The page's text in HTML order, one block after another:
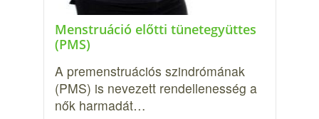
Menstruáció előtti tünetegyüttes
(PMS)
A premenstruációs szindrómának
(PMS) is nevezett rendellenesség a
nők harmadát…